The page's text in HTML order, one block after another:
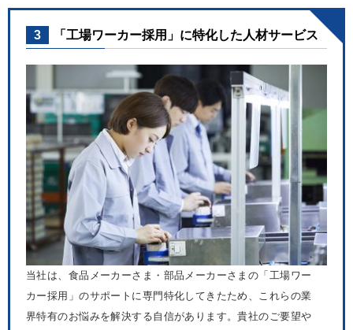
3 「工場ワーカー採用」に特化した人材サービス
当社は、食品メーカーさま・部品メーカーさまの「工場ワー
カー採用」のサポートに専門特化してきたため、これらの業
界特有のお悩みを解決する自信があります。貴社のご要望や